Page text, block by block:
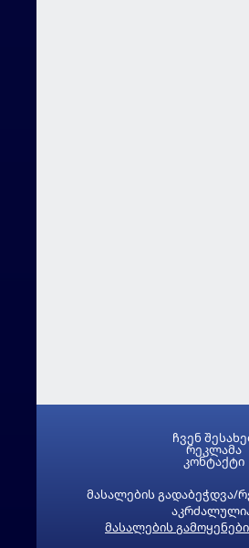
მასალების გადაბეჭდვა/
მასალების
ჩვენ
რეკლამა
კონტაქტი